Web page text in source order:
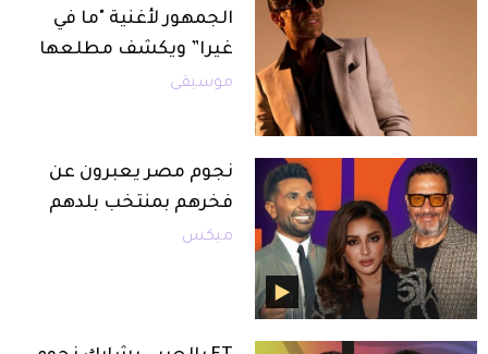
الجمهور لأغنية "ما في
غيرا” ويكشف مطلعها
موسيقى
نجوم مصر يعبرون عن
فخرهم بمنتخب بلدهم
ميكس